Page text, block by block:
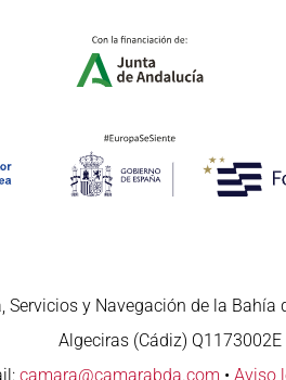
y Navegación de la
Algeciras (Cádiz) Q1173002E
camara@camarabda.com • Aviso